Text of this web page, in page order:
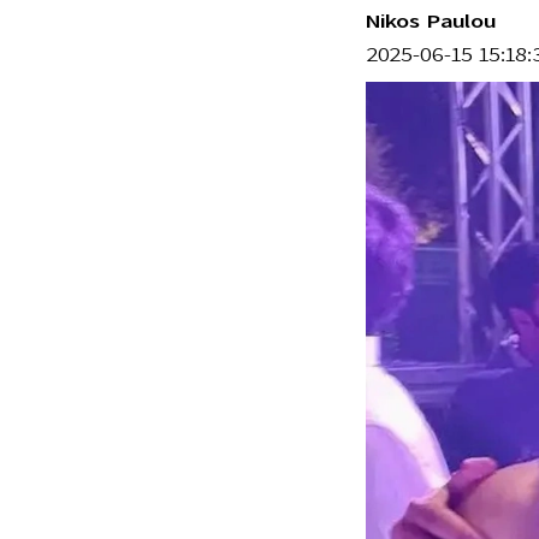
Nikos Paulou
2025-06-15